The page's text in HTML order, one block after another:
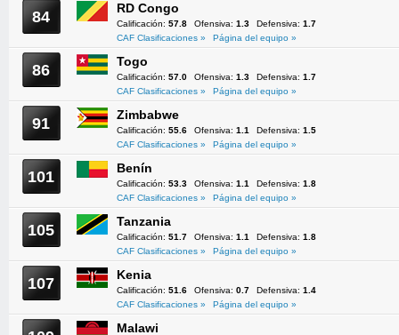
84 RD Congo
Calificación: 57.8 Ofensiva: 1.3 Defensiva: 1.7
CAF Clasificaciones »
Página del equipo »
86 Togo
Calificación: 57.0 Ofensiva: 1.3 Defensiva: 1.7
CAF Clasificaciones »
Página del equipo »
91 Zimbabwe
Calificación: 55.6 Ofensiva: 1.1 Defensiva: 1.5
CAF Clasificaciones »
Página del equipo »
101 Benín
Calificación: 53.3 Ofensiva: 1.1 Defensiva: 1.8
CAF Clasificaciones »
Página del equipo »
105 Tanzania
Calificación: 51.7 Ofensiva: 1.1 Defensiva: 1.8
CAF Clasificaciones »
Página del equipo »
107 Kenia
Calificación: 51.6 Ofensiva: 0.7 Defensiva: 1.4
CAF Clasificaciones »
Página del equipo »
Malawi